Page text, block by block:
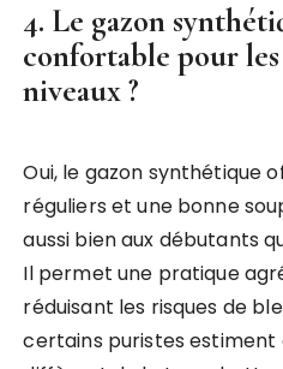
4. Le gazon
confortable pour
niveaux ?
Oui, le gazon synthétique
réguliers et une bonne
aussi bien aux débutants
Il permet une pratique
réduisant les risques de
certains puristes estiment